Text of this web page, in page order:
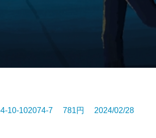
10-102074-7 781円 2024/02/28